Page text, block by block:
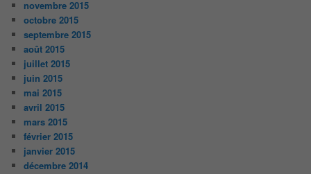
novembre 2015
octobre 2015
septembre 2015
août 2015
juillet 2015
juin 2015
mai 2015
avril 2015
mars 2015
février 2015
janvier 2015
décembre 2014